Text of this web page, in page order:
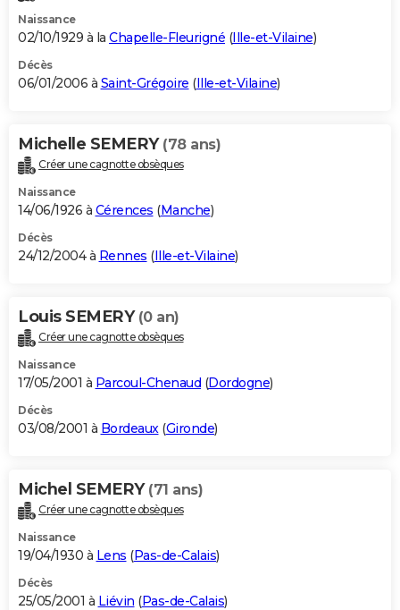
Naissance
02/10/1929 à la Chapelle-Fleurigné (Ille-et-Vilaine)
Décès
06/01/2006 à Saint-Grégoire (Ille-et-Vilaine)
Michelle SEMERY (78 ans)
Créer une cagnotte obsèques
Naissance
14/06/1926 à Cérences (Manche)
Décès
24/12/2004 à Rennes (Ille-et-Vilaine)
Louis SEMERY (0 an)
Créer une cagnotte obsèques
Naissance
17/05/2001 à Parcoul-Chenaud (Dordogne)
Décès
03/08/2001 à Bordeaux(Gironde)
Michel SEMERY (71 ans)
Créer une cagnotte obsèques
Naissance
19/04/1930 à Lens (Pas-de-Calais)
Décès
25/05/2001 à Liévin (Pas-de-Calais)